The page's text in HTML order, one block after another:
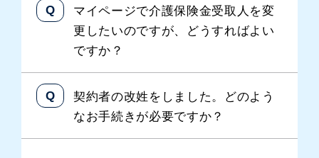
マイページで介護保険金受取人を変
更したいのですが、どうすればよい
ですか？
契約者の改姓をしました。どのよう
なお手続きが必要ですか？